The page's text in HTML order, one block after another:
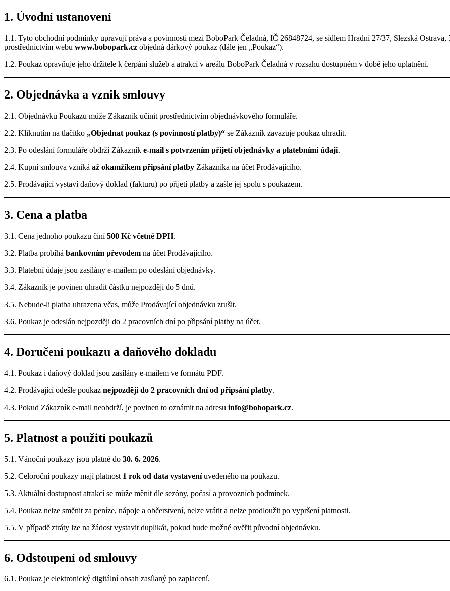
1. Úvodní ustanovení
1.1. Tyto obchodní podmínky upravují práva a povinnosti mezi BoboPark Čeladná, IČ 26848724, se sídlem Hradní 27/37, Slezská
prostřednictvím webu www.bobopark.cz objedná dárkový poukaz (dále jen „Poukaz“).
1.2. Poukaz opravňuje jeho držitele k čerpání služeb a atrakcí v areálu BoboPark Čeladná v rozsahu dostupném v době jeho uplatnění.
2. Objednávka a vznik smlouvy
2.1. Objednávku Poukazu může Zákazník učinit prostřednictvím objednávkového formuláře.
2.2. Kliknutím na tlačítko „Objednat poukaz (s povinností platby)“ se Zákazník zavazuje poukaz uhradit.
2.3. Po odeslání formuláře obdrží Zákazník e-mail s potvrzením přijetí objednávky a platebními údaji.
2.4. Kupní smlouva vzniká až okamžikem připsání platby Zákazníka na účet Prodávajícího.
2.5. Prodávající vystaví daňový doklad (fakturu) po přijetí platby a zašle jej spolu s poukazem.
3. Cena a platba
3.1. Cena jednoho poukazu činí500 Kč včetně DPH.
3.2. Platba probíhá bankovním převodem na účet Prodávajícího.
3.3. Platební údaje jsou zasílány e-mailem po odeslání objednávky.
3.4. Zákazník je povinen uhradit částku nejpozději do 5 dnů.
3.5. Nebude-li platba uhrazena včas, může Prodávající objednávku zrušit.
3.6. Poukaz je odeslán nejpozději do 2 pracovních dní po připsání platby na účet.
4. Doručení poukazu a daňového dokladu
4.1. Poukaz i daňový doklad jsou zasílány e-mailem ve formátu PDF.
4.2. Prodávající odešle poukaz nejpozději do 2 pracovních dní od připsání platby.
4.3. Pokud Zákazník e-mail neobdrží, je povinen to oznámit na adresu info@bobopark.cz.
5. Platnost a použití poukazů
5.1. Vánoční poukazy jsou platné do 30. 6. 2026.
5.2. Celoroční poukazy mají platnost 1 rok od data vystaveníuvedeného na poukazu.
5.3. Aktuální dostupnost atrakcí se může měnit dle sezóny, počasí a provozních podmínek.
5.4. Poukaz nelze směnit za peníze, nápoje a občerstvení, nelze vrátit a nelze prodloužit po vypršení platnosti.
5.5. V případě ztráty lze na žádost vystavit duplikát, pokud bude možné ověřit původní objednávku.
6. Odstoupení od smlouvy
6.1. Poukaz je elektronický digitální obsah zasílaný po zaplacení.